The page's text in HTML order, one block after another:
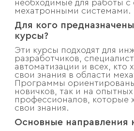
необходимые для работы
мехатронными системами.
Для кого
курсы?
Эти курсы подходят для
разработчиков,
автоматизации и всех, кто
свои знания в области
Программы
новичков, так и на опытных
профессионалов, которые
свои знания.
Основные направления